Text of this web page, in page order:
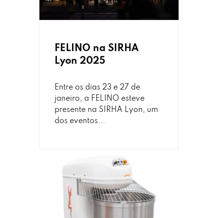
FELINO na SIRHA
Lyon 2025
Entre os dias 23 e 27 de
janeiro, a FELINO esteve
presente na SIRHA Lyon, um
dos eventos...